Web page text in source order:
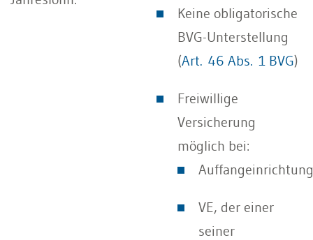
Keine obligatorische
BVG-Unterstellung
(Art. 46 Abs. 1 BVG)
Freiwillige
Versicherung
möglich bei:
Auffangeinrichtung
VE, der einer
seiner